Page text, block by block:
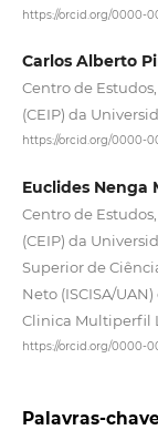
https://orcid.org/0000-
Carlos Alberto
Centro de
(CEIP) da
https://orcid.org/0000-
Euclides Nenga
Centro de
(CEIP) da
Superior de
Neto (ISCISA/
Clinica Multiperfil
https://orcid.org/0000-
Palavras-